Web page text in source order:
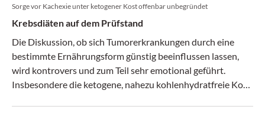
Sorge vor Kachexie unter ketogener Kost offenbar unbegründet
Krebsdiäten auf dem Prüfstand
Die Diskussion, ob sich Tumorerkran­kungen durch eine
bestimmte Ernährungsform günstig beeinflussen lassen,
wird kon­trovers und zum Teil sehr emotional geführt.
Insbesondere die keto­gene, nahezu kohlen­hydratfreie Kost